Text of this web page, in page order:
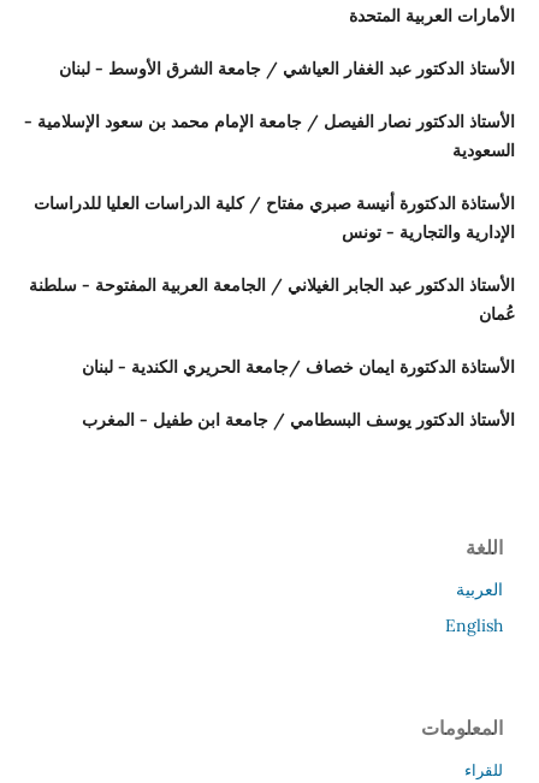
الأمارات العربية المتحدة
الأستاذ الدكتور عبد الغفار العياشي / جامعة الشرق الأوسط - لبنان
الأستاذ الدكتور نصار الفيصل / جامعة الإمام محمد بن سعود الإسلامية -
السعودية
الأستاذة الدكتورة أنيسة صبري مفتاح / كلية الدراسات العليا للدراسات
الإدارية والتجارية - تونس
الأستاذ الدكتور عبد الجابر الغيلاني / الجامعة العربية المفتوحة - سلطنة
عُمان
الأستاذة الدكتورة ايمان خصاف /جامعة الحريري الكندية - لبنان
الأستاذ الدكتور يوسف البسطامي / جامعة ابن طفيل - المغرب
اللغة
العربية
English
المعلومات
للقراء